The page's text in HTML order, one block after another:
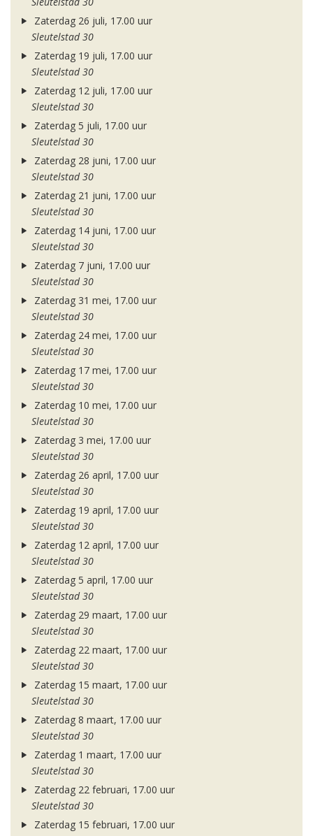
Zaterdag 26 juli, 17.00 uur
Sleutelstad 30
Zaterdag 19 juli, 17.00 uur
Sleutelstad 30
Zaterdag 12 juli, 17.00 uur
Sleutelstad 30
Zaterdag 5 juli, 17.00 uur
Sleutelstad 30
Zaterdag 28 juni, 17.00 uur
Sleutelstad 30
Zaterdag 21 juni, 17.00 uur
Sleutelstad 30
Zaterdag 14 juni, 17.00 uur
Sleutelstad 30
Zaterdag 7 juni, 17.00 uur
Sleutelstad 30
Zaterdag 31 mei, 17.00 uur
Sleutelstad 30
Zaterdag 24 mei, 17.00 uur
Sleutelstad 30
Zaterdag 17 mei, 17.00 uur
Sleutelstad 30
Zaterdag 10 mei, 17.00 uur
Sleutelstad 30
Zaterdag 3 mei, 17.00 uur
Sleutelstad 30
Zaterdag 26 april, 17.00 uur
Sleutelstad 30
Zaterdag 19 april, 17.00 uur
Sleutelstad 30
Zaterdag 12 april, 17.00 uur
Sleutelstad 30
Zaterdag 5 april, 17.00 uur
Sleutelstad 30
Zaterdag 29 maart, 17.00 uur
Sleutelstad 30
Zaterdag 22 maart, 17.00 uur
Sleutelstad 30
Zaterdag 15 maart, 17.00 uur
Sleutelstad 30
Zaterdag 8 maart, 17.00 uur
Sleutelstad 30
Zaterdag 1 maart, 17.00 uur
Sleutelstad 30
Zaterdag 22 februari, 17.00 uur
Sleutelstad 30
Zaterdag 15 februari, 17.00 uur